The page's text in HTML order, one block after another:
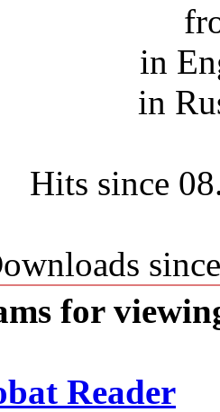
in
in
Hits since
for
Reader